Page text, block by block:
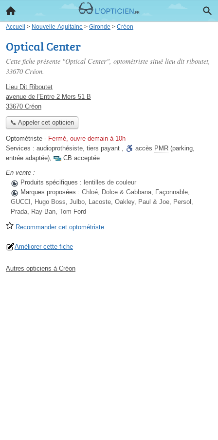
Accueil > Nouvelle-Aquitaine > Gironde > Créon
Optical Center
Cette fiche présente "Optical Center", optométriste situé lieu dit riboutet,
33670 Créon.
Lieu Dit Riboutet
avenue de l'Entre 2 Mers 51 B
33670 Créon
📞 Appeler cet opticien
Optométriste - Fermé, ouvre demain à 10h
Services : audioprothésiste, tiers payant , accès PMR (parking,
entrée adaptée),
CB acceptée
En vente :
Produits spécifiques : lentilles de couleur
Marques proposées : Chloé, Dolce & Gabbana, Façonnable,
GUCCI, Hugo Boss, Julbo, Lacoste, Oakley, Paul & Joe, Persol,
Prada, Ray-Ban, Tom Ford
Recommander cet optométriste
Améliorer cette fiche
Autres opticiens à Créon